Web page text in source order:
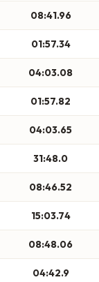
08:41.96
01:57.34
04:03.08
01:57.82
04:03.65
31:48.0
08:46.52
15:03.74
08:48.06
04:42.9